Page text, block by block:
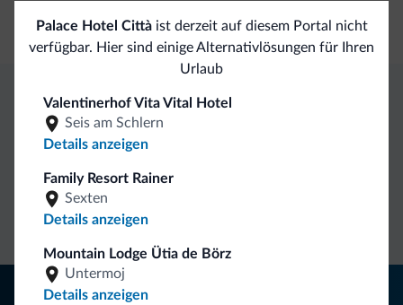
Kongresshalle
Palace Hotel Cittàist derzeit auf diesem Portal nicht
verfügbar. Hier sind einige Alternativlösungen für Ihren
Urlaub
Valentinerhof Vita Vital Hotel
Seis am Schlern
Details anzeigen
Family Resort Rainer
Sexten
Details anzeigen
Mountain Lodge Ütia de Börz
Untermoj
Details anzeigen
Exklusive Vorteile von Dolomiti.it
Direkter
Kontakt
Tipps aus den Dolomiten